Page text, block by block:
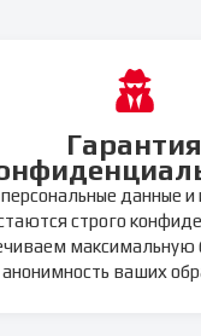
Гарантия
данные
строго
максимальную
анонимность ваших